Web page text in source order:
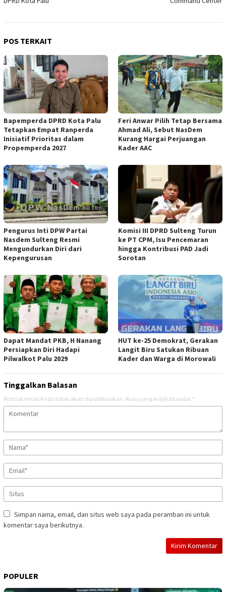
POS TERKAIT
Bapemperda DPRD Kota Palu
Tetapkan Empat Ranperda
Inisiatif Prioritas dalam
Propemperda 2027
Feri Anwar Pilih Tetap Bersama
Ahmad Ali, Sebut NasDem
Kurang Hargai Perjuangan
Kader AAC
Pengurus Inti DPW Partai
Nasdem Sulteng Resmi
Mengundurkan Diri dari
Kepengurusan
Komisi III DPRD Sulteng Turun
ke PT CPM, Isu Pencemaran
hingga Kontribusi PAD Jadi
Sorotan
Dapat Mandat PKB, H Nanang
Persiapkan Diri Hadapi
Pilwalkot Palu 2029
HUT ke-25 Demokrat, Gerakan
Langit Biru Satukan Ribuan
Kader dan Warga di Morowali
Tinggalkan Balasan
Alamat email Anda tidak akan dipublikasikan. Ruas yang wajib ditandai *
Simpan nama, email, dan situs web saya pada peramban ini untuk
komentar saya berikutnya.
POPULER